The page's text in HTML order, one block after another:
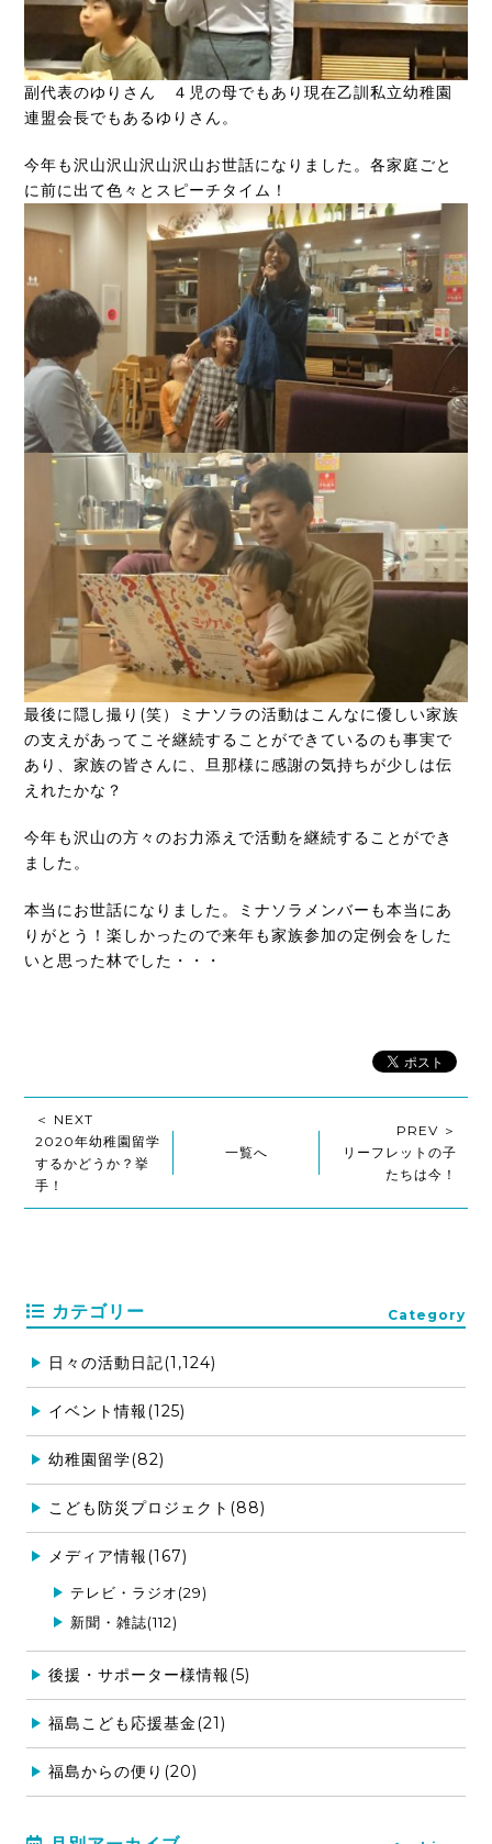
副代表のゆりさん ４児の母でもあり現在乙訓私立幼稚園
連盟会長でもあるゆりさん。
今年も沢山沢山沢山沢山お世話になりました。各家庭ごと
に前に出て色々とスピーチタイム！
最後に隠し撮り(笑）ミナソラの活動はこんなに優しい家族
の支えがあってこそ継続することができているのも事実で
あり、家族の皆さんに、旦那様に感謝の気持ちが少しは伝
えれたかな？
今年も沢山の方々のお力添えで活動を継続することができ
ました。
本当にお世話になりました。ミナソラメンバーも本当にあ
りがとう！楽しかったので来年も家族参加の定例会をした
いと思った林でした・・・
＜ NEXT
2020年幼稚園留学
するかどうか？挙
手！
一覧へ
PREV ＞
リーフレットの子
たちは今！
カテゴリー Category
日々の活動日記(1,124)
イベント情報(125)
幼稚園留学(82)
こども防災プロジェクト(88)
メディア情報(167)
テレビ・ラジオ(29)
新聞・雑誌(112)
後援・サポーター様情報(5)
福島こども応援基金(21)
福島からの便り(20)